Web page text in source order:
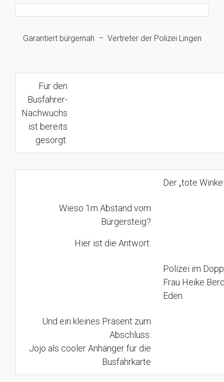
Garantiert bürgernah – Vertreter der Polizei Lingen
Für den
Busfahrer-
Nachwuchs
ist bereits
gesorgt.
Der „tote
Wieso 1m Abstand vom
Bürgersteig?
Hier ist die Antwort:
Polizei im
Frau Heike
Eden.
Und ein kleines Präsent zum
Abschluss:
Jojo als cooler Anhänger für die
Busfahrkarte